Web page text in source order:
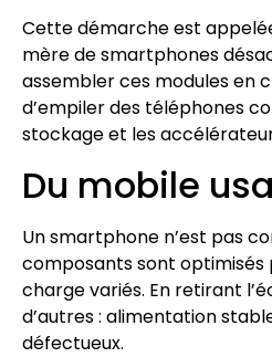
Cette démarche est
mère de smartphones
assembler ces modules en
d’empiler des téléphones
stockage et les
Du mobile
Un smartphone n’est pas
composants sont optimisés
charge variés. En retirant
d’autres : alimentation
défectueux.